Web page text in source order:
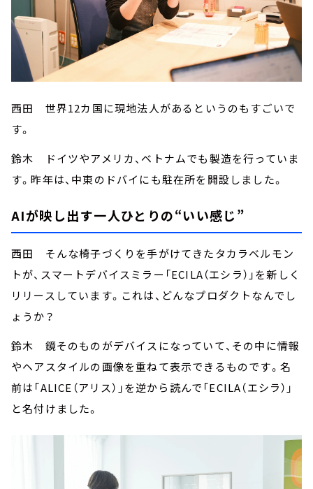
西田 世界12カ国に現地法人があるというのもすごいで
す。
鈴木 ドイツやアメリカ、ベトナムでも製造を行っていま
す。昨年は、中東のドバイにも駐在所を開設しました。
AIが映し出す一人ひとりの“いい感じ”
西田 そんな椅子づくりを手がけてきたタカラベルモン
トが、スマートデバイスミラー「ECILA（エシラ）」を新しく
リリースしています。これは、どんなプロダクトなんでし
ょうか？
鈴木 鏡そのものがデバイスになっていて、その中に情報
やヘアスタイルの画像を重ねて表示できるものです。名
前は「ALICE（アリス）」を逆から読んで「ECILA（エシラ）」
と名付けました。